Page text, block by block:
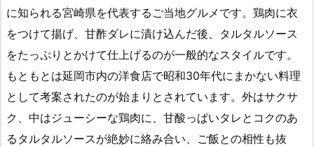
に知られる宮崎県を代表するご当地グルメです。鶏肉に衣
をつけて揚げ、甘酢ダレに漬け込んだ後、タルタルソース
をたっぷりとかけて仕上げるのが一般的なスタイルです。
もともとは延岡市内の洋食店で昭和30年代にまかない料理
として考案されたのが始まりとされています。外はサクサ
ク、中はジューシーな鶏肉に、甘酸っぱいタレとコクのあ
るタルタルソースが絶妙に絡み合い、ご飯との相性も抜